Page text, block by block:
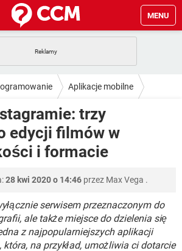
MENU
WHATSAPP
NETFLIX
FACEBOOK
TIKTOK
WHATSAPP
TIKTOK
WHATSAPP
WHATSAPP
NETFLIX
FACEBOOK
WHATSAPP
NETFLIX
Aplikacje mobilne
trzy
edycji filmów w
i formacie
28 kwi 2020 o 14:46 przez Max Vega .
serwisem przeznaczonym do
ale także miejsce do dzielenia się
z najpopularniejszych aplikacji
która, na przykład, umożliwia ci dotarcie